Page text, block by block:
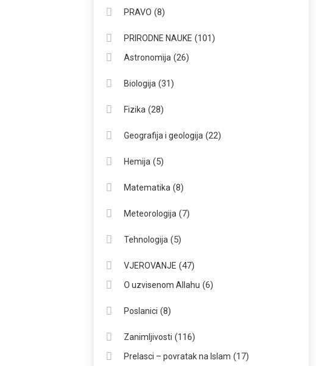
PRAVO (8)
PRIRODNE NAUKE (101)
Astronomija(26)
Biologija(31)
Fizika(28)
Geografija i geologija(22)
Hemija(5)
Matematika(8)
Meteorologija(7)
Tehnologija(5)
VJEROVANJE (47)
O uzvisenom Allahu (6)
Poslanici (8)
Zanimljivosti (116)
Prelasci – povratak na Islam (17)